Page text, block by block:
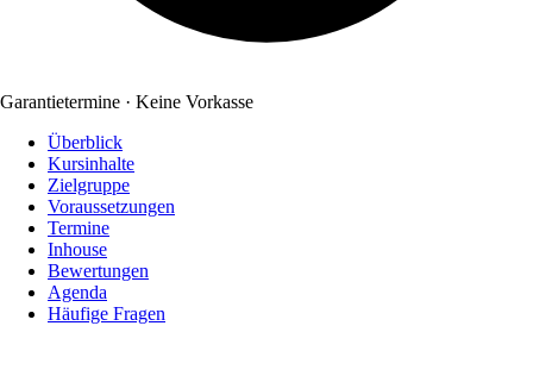
Garantietermine · Keine Vorkasse
Überblick
Kursinhalte
Zielgruppe
Voraussetzungen
Termine
Inhouse
Bewertungen
Agenda
Häufige Fragen